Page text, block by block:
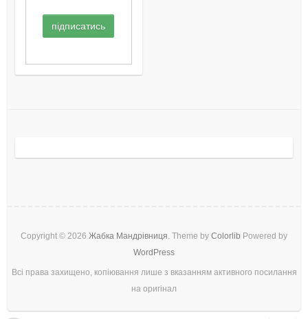
Copyright © 2026 Жабка Мандрівниця. Theme by Colorlib Powered by
WordPress
Всі права захищено, копіювання лише з вказанням активного посилання
на оригінал